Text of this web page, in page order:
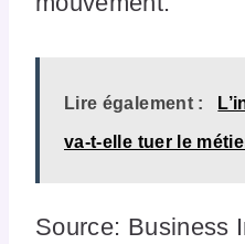
Lire également :
va-t-elle tuer le
Source: Business